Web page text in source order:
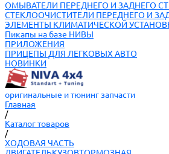
ОМЫВАТЕЛИ ПЕРЕДНЕГО И ЗАДНЕГО
СТЕКЛООЧИСТИТЕЛИ ПЕРЕДНЕГО И
ЭЛЕМЕНТЫ КЛИМАТИЧЕСКОЙ
Пикапы на базе НИВЫ
ПРИЛОЖЕНИЯ
ПРИЦЕПЫ ДЛЯ ЛЕГКОВЫХ АВТО
НОВИНКИ
оригинальные и тюнинг запчасти
Главная
/
Каталог товаров
/
ХОДОВАЯ ЧАСТЬ